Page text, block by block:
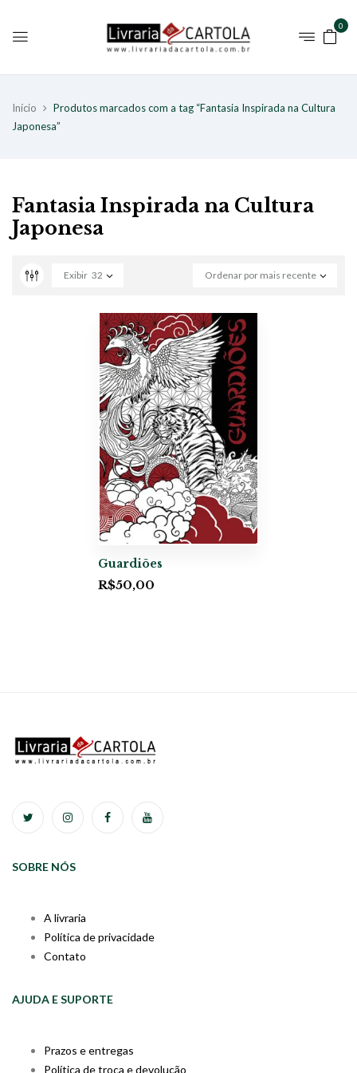
0
Início
Produtos marcados com a tag “Fantasia Inspirada na Cultura
Japonesa”
Fantasia Inspirada na Cultura
Japonesa
Ordenar por mais recente
Exibir 32
Guardiões
R$50,00
SOBRE NÓS
A livraria
Política de privacidade
Contato
AJUDA E SUPORTE
Prazos e entregas
Política de troca e devolução